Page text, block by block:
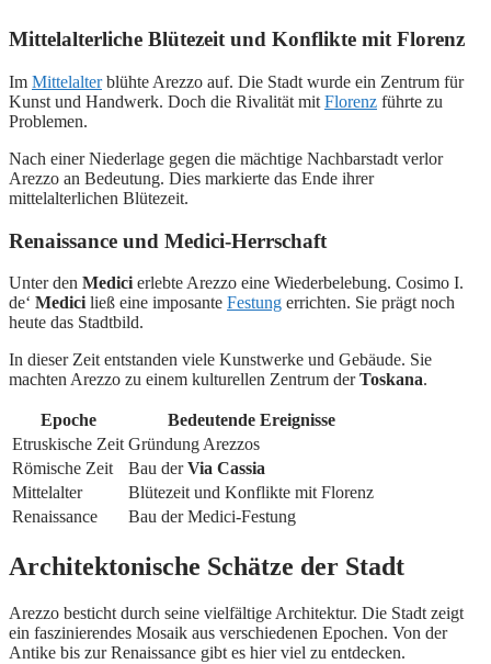
Mittelalterliche Blütezeit und Konflikte mit Florenz
Im Mittelalterblühte Arezzo auf. Die Stadt wurde ein Zentrum für
Kunst und Handwerk. Doch die Rivalität mit Florenz führte zu
Problemen.
Nach einer Niederlage gegen die mächtige Nachbarstadt verlor
Arezzo an Bedeutung. Dies markierte das Ende ihrer
mittelalterlichen Blütezeit.
Renaissance und Medici-Herrschaft
Unter den Medici erlebte Arezzo eine Wiederbelebung. Cosimo I.
de‘ Medici ließ eine imposante Festung errichten. Sie prägt noch
heute das Stadtbild.
In dieser Zeit entstanden viele Kunstwerke und Gebäude. Sie
machten Arezzo zu einem kulturellen Zentrum derToskana.
Epoche
Bedeutende Ereignisse
Etruskische Zeit Gründung Arezzos
Römische Zeit
Bau derVia Cassia
Mittelalter
Blütezeit und Konflikte mit Florenz
Renaissance
Bau der Medici-Festung
Architektonische Schätze der Stadt
Arezzo besticht durch seine vielfältige Architektur. Die Stadt zeigt
ein faszinierendes Mosaik aus verschiedenen Epochen. Von der
Antike bis zur Renaissance gibt es hier viel zu entdecken.